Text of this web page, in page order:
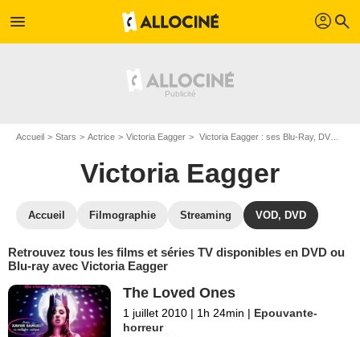
menu profil search
Accueil Stars Actrice Victoria Eagger Victoria Eagger : ses Blu-Ray, DVD, VOD, SVOD
Victoria Eagger
Accueil Filmographie Streaming VOD, DVD
Retrouvez tous les films et séries TV disponibles en DVD ou
Blu-ray avec Victoria Eagger
The Loved Ones
1 juillet 2010 | 1h 24min | Epouvante-
horreur